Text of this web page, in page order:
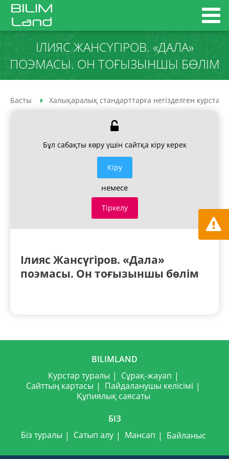
ІЛИЯС ЖАНСҮГІРОВ. «ДАЛА»
ПОЭМАСЫ. ОН ТОҒЫЗЫНШЫ БӨЛІМ
Басты Халықаралық стандарттарға негізделген курстар
Бұл сабақты көру үшін сайтқа кіру керек
Кiру
немесе
Тіркелу
Ілияс Жансүгіров. «Дала»
поэмасы. Он тоғызыншы бөлім
BILIMLAND
Курстар туралы
Сұрақ-жауап
Сайттың картасы
Пайдаланушы келісімі
Құпиялық саясаты
БІЗ
Біз туралы
Сатып алу Мансап Байланыс